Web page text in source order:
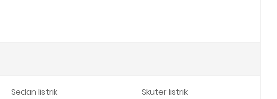
Sedan listrik
Skuter listrik